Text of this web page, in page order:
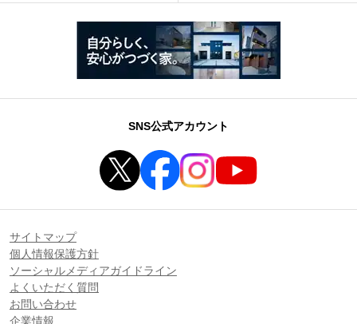
SNS公式アカウント
サイトマップ
個人情報保護方針
ソーシャルメディアガイドライン
よくいただく質問
お問い合わせ
企業情報